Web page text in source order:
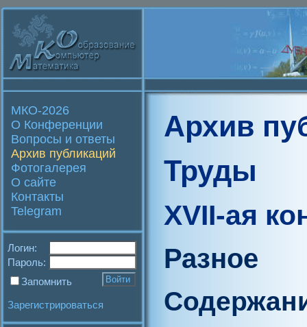
МКО-2026
О Конференции
Вопросы и ответы
Архив публикаций
Фотогалерея
О сайте
Контакты
Telegram
Логин:
Пароль:
Запомнить
Зарегистрироваться
Архив
Труды
XVII-ая
Разное